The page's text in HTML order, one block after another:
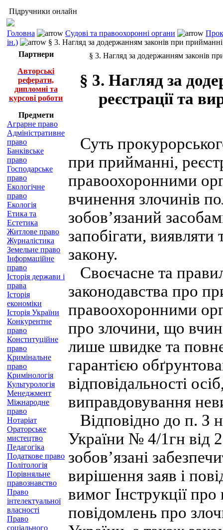
Підручники онлайн
Головна Судові та правоохоронні органи
ін.)
§ 3. Нагляд за додержанням законів при
Партнери
Авторські
реферати,
дипломні та
курсові роботи
Предмети
Аграрне право
Адміністративне
право
Банківське
право
Господарське
право
Екологічне
право
Екологія
Етика та
Естетика
Житлове право
Журналістика
Земельне право
Інформаційне
право
Історія держави і
права
Історія
економіки
Історія України
Конкурентне
право
Конституційне
право
Кримінальне
право
Кримінологія
Культурологія
Менеджмент
Міжнародне
право
Нотаріат
Ораторське
мистецтво
Педагогіка
Податкове право
Політологія
Порівняльне
правознавство
Право
інтелектуальної
власності
Право
соціального
§ 3. Нагляд за додержанням законів
§ 3. Нагляд за
реєстрації та
Суть
при прийманні,
правоохоронними
вчинення злочинів
зобов’язаний
запобігати,
закону.
Своєчасне та
законодавства про
правоохоронними
про злочини, що
лише швидке та
гарантією
відповідальності
виправдовування
Відповідно до п. З
України № 4/1гн від
зобов’язані
вирішення заяв і
вимог Інструкції про
повідомлень про